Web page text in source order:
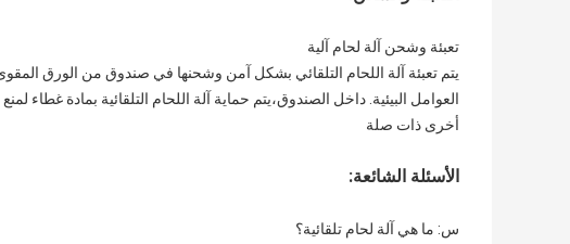
تعبئة وشحن آلة لحام آلية
يتم تعبئة آلة اللحام التلقائي بشكل آمن وشحنها في صندوق من الورق
العوامل البيئية. داخل الصندوق،يتم حماية آلة اللحام التلقائية بمادة غطاء
أخرى ذات صلة
الأسئلة الشائعة:
س: ما هي آلة لحام تلقائية؟